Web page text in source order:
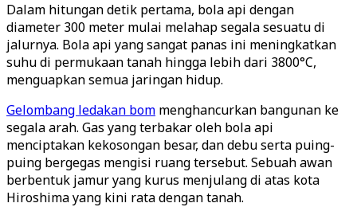
Dalam hitungan detik pertama, bola api dengan
diameter 300 meter mulai melahap segala sesuatu di
jalurnya. Bola api yang sangat panas ini meningkatkan
suhu di permukaan tanah hingga lebih dari 3800°C,
menguapkan semua jaringan hidup.
Gelombang ledakan bom menghancurkan bangunan ke
segala arah. Gas yang terbakar oleh bola api
menciptakan kekosongan besar, dan debu serta puing-
puing bergegas mengisi ruang tersebut. Sebuah awan
berbentuk jamur yang kurus menjulang di atas kota
Hiroshima yang kini rata dengan tanah.